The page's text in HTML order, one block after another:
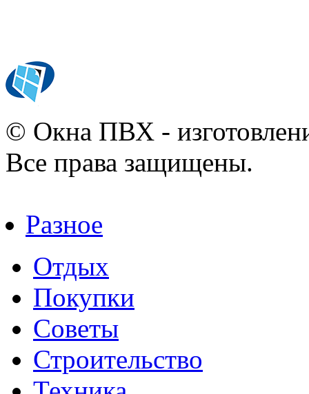
© Окна ПВХ -
Все права защищены.
Разное
Отдых
Покупки
Советы
Строительство